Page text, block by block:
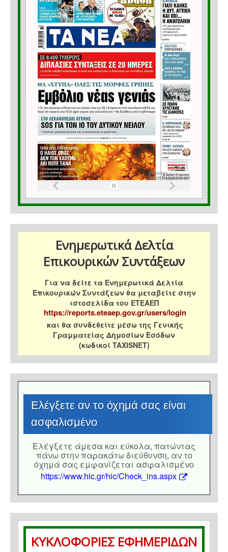
Ενημερωτικά Δελτία
Επικουρικών Συντάξεων
Για να δείτε τα Ενημερωτικά Δελτία
Επικουρικών Συντάξεων θα μεταβείτε στην
ιστοσελίδα του ΕΤΕΑΕΠ
https://reports.eteaep.gov.gr/users/login
και θα συνδεθείτε μέσω της Γενικής
Γραμματείας Δημοσίων Εσόδων
(κωδικοί TAXISNET)
Eλέγξετε αν το όχημά σας είναι
ασφαλισμένο
Eλέγξετε άμεσα και εύκολα, πατώντας
πάνω στην παρακάτω διεύθυνση, αν το
όχημά σας εμφανίζεται ασφαλισμένο
https://www.hic.gr/hic/Check_ins.aspx
ΚΥΚΛΟΦΟΡΙΕΣ ΕΦΗΜΕΡΙΔΩΝ